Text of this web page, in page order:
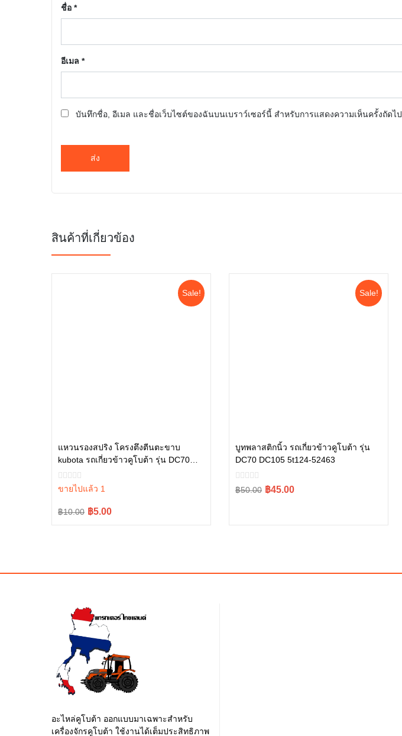
ชื่อ *
อีเมล *
บันทึกชื่อ, อีเมล และชื่อเว็บไซต์ของฉันบนเบราว์เซอร์นี้ สำหรับการแสดงความเห็นครั้งถัดไป
สินค้าที่เกี่ยวข้อง
Sale!
แหวนรองสปริง โครงตึงตีนตะขาบ
kubota รถเกี่ยวข้าวคูโบต้า รุ่น DC70
04512-50140
ขายไปแล้ว 1
฿10.00
Original฿5.00
Current
หยิบใส่ตะกร้า
Sale!
บูทพลาสติกนิ้ว รถเกี่ยวข้าวคูโบต้า รุ่น
DC70 DC105 5t124-52463
฿50.00
Original฿45.00
Current
หยิบใส่ตะกร้า
อะไหล่คูโบต้า ออกแบบมาเฉพาะสำหรับ
เครื่องจักรคูโบต้า ใช้งานได้เต็มประสิทธิภาพ